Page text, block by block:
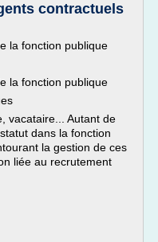
contractuels
la fonction publique
la fonction publique
vacataire... Autant de
dans la fonction
la gestion de ces
liée au recrutement